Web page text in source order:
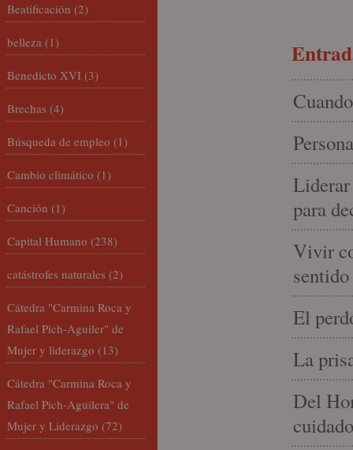
para
Vivir
El
La
Del
cuidado
Beatificación (2)
belleza (1)
Benedicto XVI (3)
Brechas (4)
Búsqueda de empleo (1)
Cambio climático (1)
Canción (1)
Capital Humano (238)
catástrofes naturales (2)
Cátedra "Carmina Roca y
Rafael Pich-Aguiler" de
Mujer y liderazgo (13)
Cátedra "Carmina Roca y
Rafael Pich-Aguilera" de
Mujer y Liderazgo (72)